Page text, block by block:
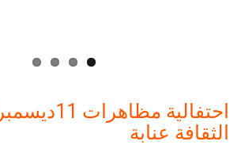
الثقافة عنابة